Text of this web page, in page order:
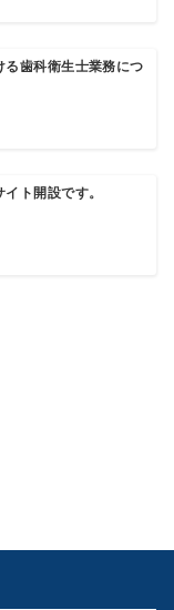
る歯科衛生士業務につ
ト開設です。